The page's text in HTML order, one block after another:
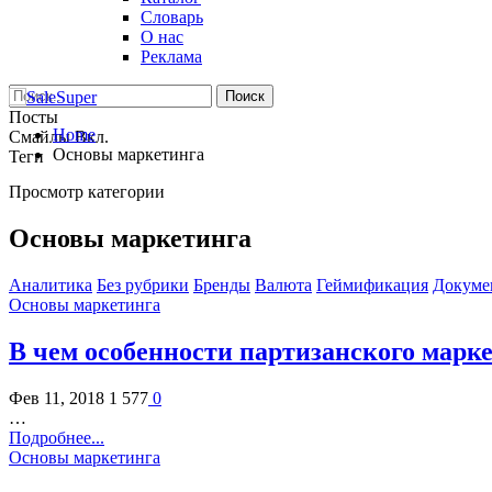
Словарь
О нас
Реклама
Посты
Смайлы Вкл.
Теги
Home
Основы маркетинга
Просмотр категории
Основы маркетинга
Аналитика Без рубрики Бренды Валюта Геймификация
Основы маркетинга
В чем особенности партизанского
Фев 11, 2018 1 577 0
…
Подробнее...
Основы маркетинга